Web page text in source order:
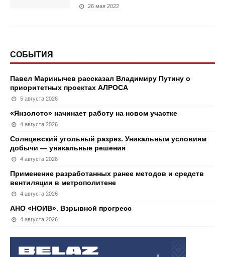
26 мая 2022
СОБЫТИЯ
Павел Маринычев рассказал Владимиру Путину о
приоритетных проектах АЛРОСА
5 августа 2026
«Янзолото» начинает работу на новом участке
4 августа 2026
Солнцевский угольный разрез. Уникальным условиям
добычи — уникальные решения
4 августа 2026
Применение разработанных ранее методов и средств
вентиляции в метрополитене
4 августа 2026
АНО «НОИВ». Взрывной прогресс
4 августа 2026